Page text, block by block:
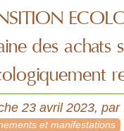
des achats
23 avril 2023, par
et manifestations